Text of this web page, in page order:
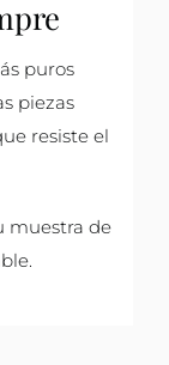
puros
piezas
resiste el
muestra de